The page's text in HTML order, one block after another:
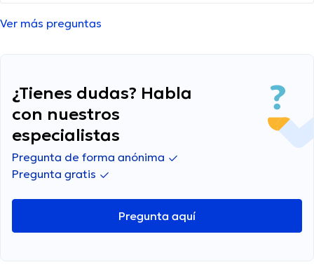
Ver más preguntas
¿Tienes dudas? Habla
con nuestros
especialistas
Pregunta de forma anónima
Pregunta gratis
Pregunta aquí